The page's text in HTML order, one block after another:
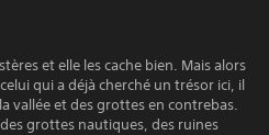
et elle les cache bien. Mais alors
qui a déjà cherché un trésor ici, il
vallée et des grottes en contrebas.
grottes nautiques, des ruines